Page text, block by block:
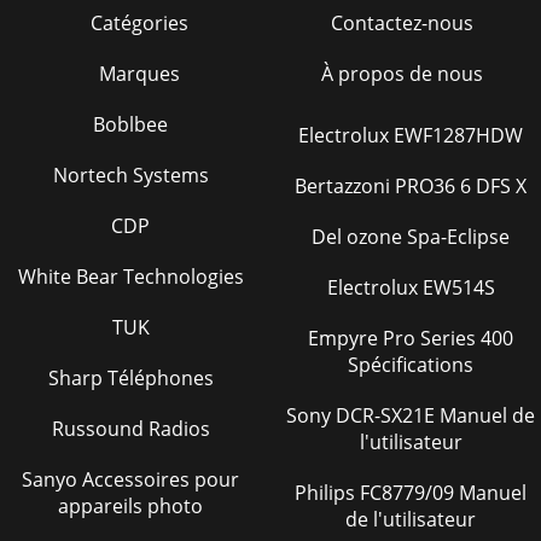
PAG 44 — DCA-220SSVU— MANUAL DE OPERACION Y
PARTES — REV. #1 (20/01/06)NUNCA use pistolaneumatica
pa apretar losbirlos.Figura 61. Secuencia para Ap
Page 40 - DCA-220SSVU — MANTENIMIENTO
DCA-220SSVU— MANUAL DE OPERACION Y PARTES — REV.
#1 (20/01/06) — PAG 451DCA-220SSVU — DIAGRAMA
ALAMBRADO DE REMOLQUEFigura 62. Diagrama de
PAG 46 — DCA-220SSVU— MANUAL DE OPERACION Y
ALAMBRADO DEL GENERADORFigure 63. Diagrama de
Page 42
DCA-220SSVU— MANUAL DE OPERACION Y PARTES — REV.
#1 (20/01/06) — PAG 471DCA-220SSVU — DIAGRAMA
ALAMBRADO DEL MOTORFigure 64. Diagrama de Cableado
de
Catégories
Marques
Contactez-nous
À propos de nous
Boblbee
Nortech Systems
CDP
White Bear Technologies
TUK
Sharp Téléphones
Russound Radios
Sanyo Accessoires pour
appareils photo
Electrolux EWF1287HDW
Bertazzoni PRO36 6 DFS X
Del ozone Spa-Eclipse
Electrolux EW514S
Empyre Pro Series 400
Spécifications
Sony DCR-SX21E Manuel de
l'utilisateur
Philips FC8779/09 Manuel
de l'utilisateur